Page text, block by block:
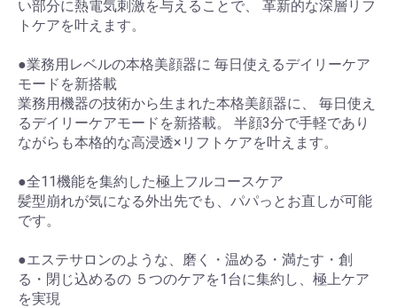
い部分に熱電気刺激を与えることで、 革新的な深層リフ
トケアを叶えます。
●業務用レベルの本格美顔器に 毎日使えるデイリーケア
モードを新搭載
業務用機器の技術から生まれた本格美顔器に、 毎日使え
るデイリーケアモードを新搭載。 半顔3分で手軽であり
ながらも本格的な高浸透×リフトケアを叶えます。
●全11機能を集約した極上フルコースケア
髪型崩れが気になる外出先でも、パパっとお直しが可能
です。
●エステサロンのような、磨く・温める・満たす・創
る・閉じ込めるの ５つのケアを1台に集約し、極上ケア
を実現